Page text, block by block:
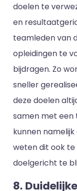
doelen te
en
teamleden van
opleidingen te
bijdragen. Zo
sneller
deze doelen
samen met een
kunnen
weten dit ook
doelgericht te
8.